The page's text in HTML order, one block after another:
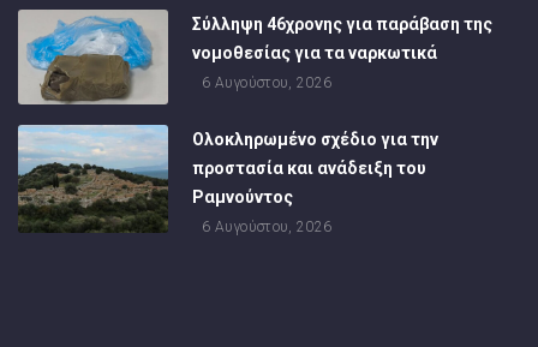
Σύλληψη 46χρονης για παράβαση της
νομοθεσίας για τα ναρκωτικά
6 Αυγούστου, 2026
Ολοκληρωμένο σχέδιο για την
προστασία και ανάδειξη του
Ραμνούντος
6 Αυγούστου, 2026